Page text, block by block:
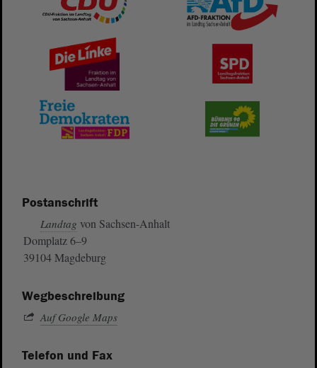
Postanschrift
Landtag von Sachsen-Anhalt
Domplatz 6–9
39104 Magdeburg
Wegbeschreibung
Auf Google Maps
Telefon und Fax